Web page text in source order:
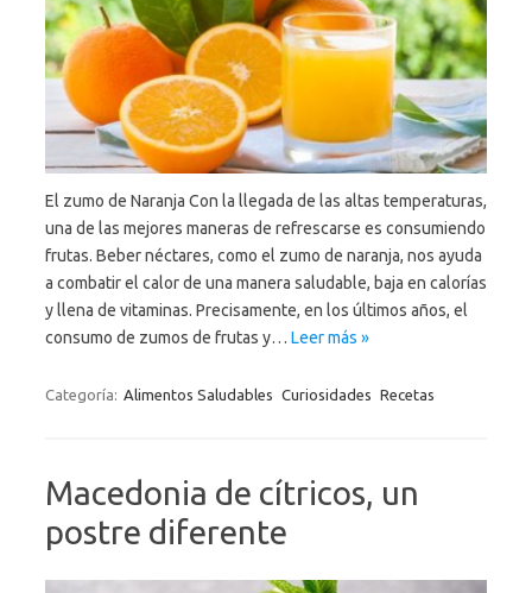
El zumo de Naranja Con la llegada de las altas temperaturas,
una de las mejores maneras de refrescarse es consumiendo
frutas. Beber néctares, como el zumo de naranja, nos ayuda
a combatir el calor de una manera saludable, baja en calorías
y llena de vitaminas. Precisamente, en los últimos años, el
consumo de zumos de frutas y… Leer más »
Categoría: Alimentos Saludables Curiosidades Recetas
Macedonia de cítricos, un
postre diferente